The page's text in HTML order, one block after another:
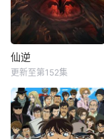
仙逆
更新至第152集